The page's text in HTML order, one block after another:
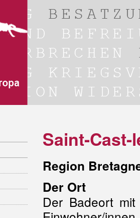
Saint-Cast-
Region
Der Ort
Der Badeort